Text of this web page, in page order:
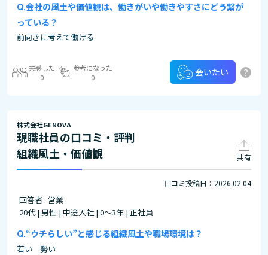
会社の風土や価値観は、働きがいや働きやすさにどう繋が
っている？
前向きに考えて働ける
共感した
0
参考になった
0
会いたい ?
株式会社GENOVA
現職社員の口コミ・評判
組織風土・価値観
共有
口コミ投稿日：2026.02.04
回答者 : 営業
20代 | 男性 | 中途入社 | 0～3年 | 正社員
“ウチらしい”と感じる組織風土や職場環境は？
若い 勢い